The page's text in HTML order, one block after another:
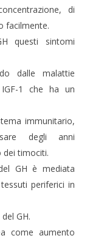
di
facilmente.
questi sintomi
dalle malattie
1 che ha un
immunitario,
degli anni
dei timociti.
GH è mediata
periferici in
GH.
come aumento